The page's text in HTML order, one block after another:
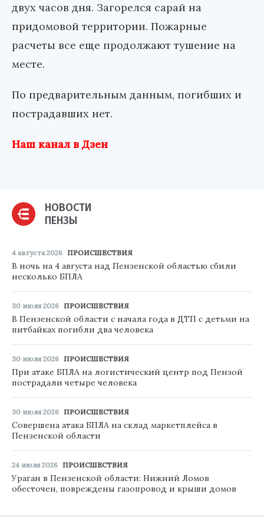
двух часов дня. Загорелся сарай на
придомовой территории. Пожарные
расчеты все еще продолжают тушение на
месте.
По предварительным данным, погибших и
пострадавших нет.
Наш канал в Дзен
НОВОСТИ
ПЕНЗЫ
4 августа 2026 ПРОИСШЕСТВИЯ
В ночь на 4 августа над Пензенской областью сбили
несколько БПЛА
30 июля 2026 ПРОИСШЕСТВИЯ
В Пензенской области с начала года в ДТП с детьми на
питбайках погибли два человека
30 июля 2026 ПРОИСШЕСТВИЯ
При атаке БПЛА на логистический центр под Пензой
пострадали четыре человека
30 июля 2026 ПРОИСШЕСТВИЯ
Совершена атака БПЛА на склад маркетплейса в
Пензенской области
24 июля 2026 ПРОИСШЕСТВИЯ
Ураган в Пензенской области: Нижний Ломов
обесточен, повреждены газопровод и крыши домов